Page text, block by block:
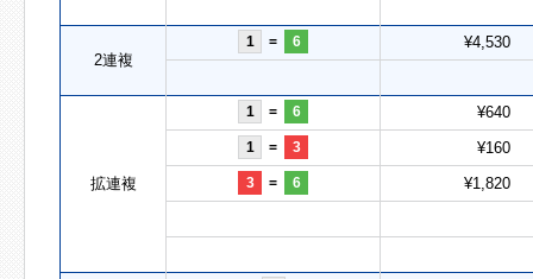
2連複
1 = 6 ¥4,530
拡連複
1 = 6 ¥640
1 = 3 ¥160
3 = 6 ¥1,820